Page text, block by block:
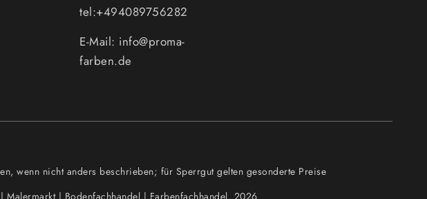
tel:+494089756282
E-Mail: info@proma-
farben.de
wenn nicht anders beschrieben; für Sperrgut gelten gesonderte Preise